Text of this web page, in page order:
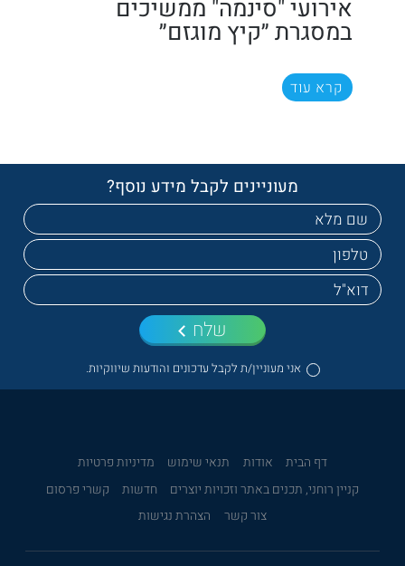
אירועי "סינמה" ממשיכים
במסגרת ״קיץ מוגזם״
קרא עוד
מעוניינים לקבל מידע נוסף?
אני מעוניין/ת לקבל עדכונים והודעות שיווקיות.
שלח
דף הבית אודות תנאי שימוש
מדיניות פרטיות
קניין רוחני, תכנים באתר וזכויות יוצרים
חדשות
קשרי פרסום
צור קשר
הצהרת נגישות